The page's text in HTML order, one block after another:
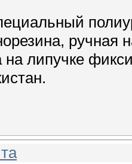
ручная
липучке